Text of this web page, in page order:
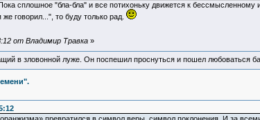
сплошное "бла-бла" и все потихоньку движется к
говорил...", то буду только рад.
от Владимир Травка»
в зловонной луже. Он поспешил проснуться и пошел любоваться